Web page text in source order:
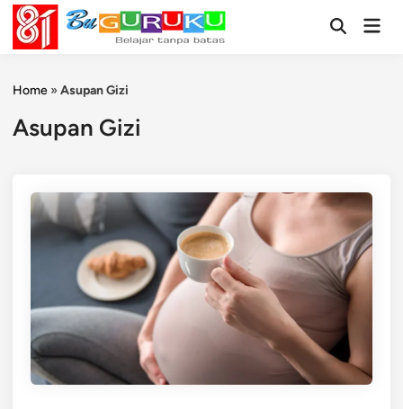
Skip
content
OpenMain
Home » Asupan Gizi
Asupan Gizi